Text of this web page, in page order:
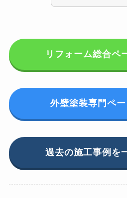
リフォーム総合ペ
外壁塗装専門ペ
過去の施工事例を